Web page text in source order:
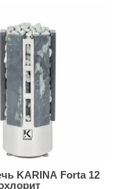
KARINA Forta 12